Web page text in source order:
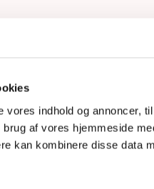
vores indhold og annoncer,
af vores hjemmeside
kan kombinere disse data